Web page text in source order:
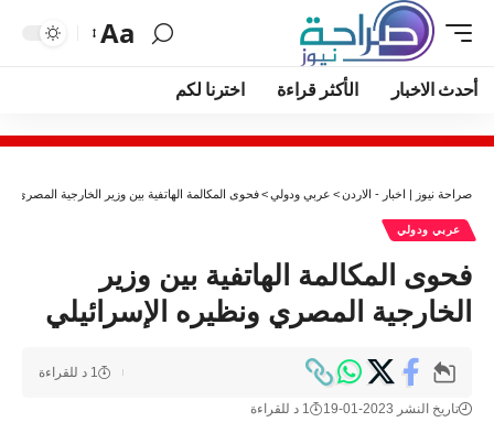
Aa
أحدث الاخبار الأكثر قراءة اخترنا لكم
صراحة نيوز | اخبار - الاردن> عربي ودولي>فحوى المكالمة الهاتفية بين وزير الخارجية المصري
عربي ودولي
فحوى المكالمة الهاتفية بين وزير
الخارجية المصري ونظيره الإسرائيلي
تاريخ النشر 2023-01-19 1 د للقراءة
1 د للقراءة